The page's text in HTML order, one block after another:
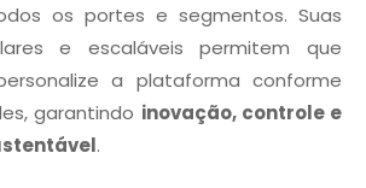
os portes e segmentos. Suas
e escaláveis permitem que
a plataforma conforme
garantindo inovação, controle e
.